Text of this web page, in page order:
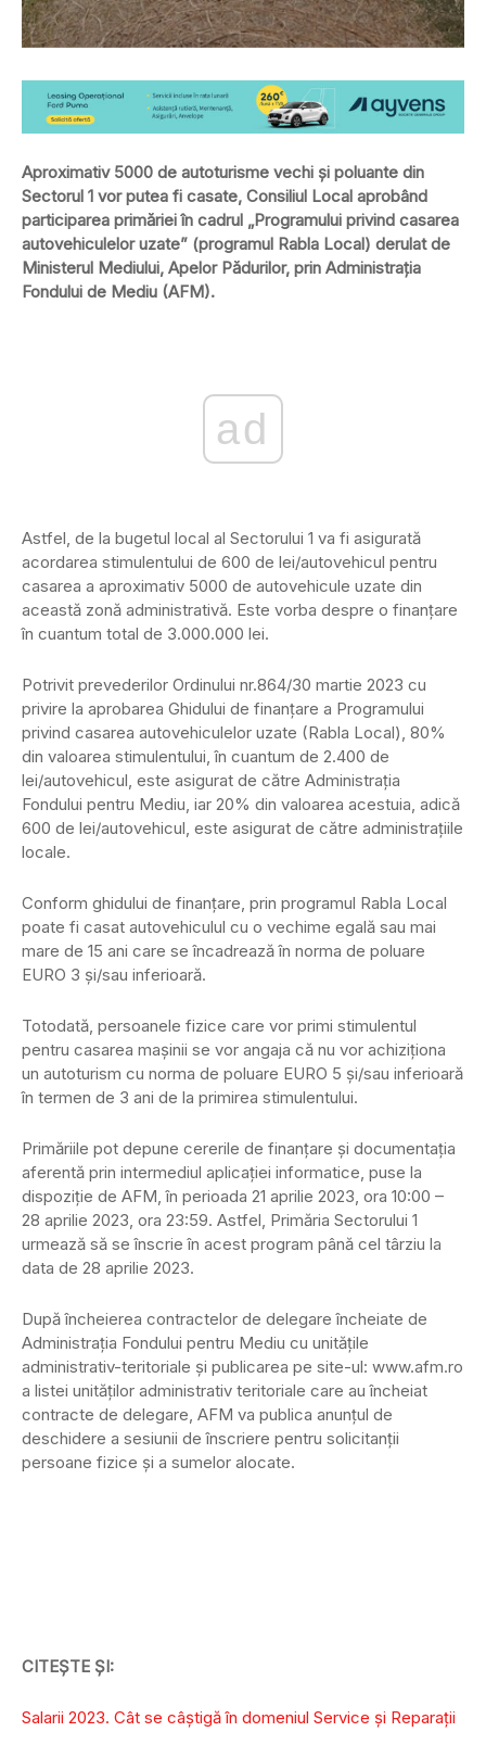
Aproximativ 5000 de autoturisme vechi şi poluante din
Sectorul 1 vor putea fi casate, Consiliul Local aprobând
participarea primăriei în cadrul „Programului privind casarea
autovehiculelor uzate” (programul Rabla Local) derulat de
Ministerul Mediului, Apelor Pădurilor, prin Administraţia
Fondului de Mediu (AFM).
ad
Astfel, de la bugetul local al Sectorului 1 va fi asigurată
acordarea stimulentului de 600 de lei/autovehicul pentru
casarea a aproximativ 5000 de autovehicule uzate din
această zonă administrativă. Este vorba despre o finanţare
în cuantum total de 3.000.000 lei.
Potrivit prevederilor Ordinului nr.864/30 martie 2023 cu
privire la aprobarea Ghidului de finanţare a Programului
privind casarea autovehiculelor uzate (Rabla Local), 80%
din valoarea stimulentului, în cuantum de 2.400 de
lei/autovehicul, este asigurat de către Administraţia
Fondului pentru Mediu, iar 20% din valoarea acestuia, adică
600 de lei/autovehicul, este asigurat de către administraţiile
locale.
Conform ghidului de finanţare, prin programul Rabla Local
poate fi casat autovehiculul cu o vechime egală sau mai
mare de 15 ani care se încadrează în norma de poluare
EURO 3 şi/sau inferioară.
Totodată, persoanele fizice care vor primi stimulentul
pentru casarea maşinii se vor angaja că nu vor achiziţiona
un autoturism cu norma de poluare EURO 5 şi/sau inferioară
în termen de 3 ani de la primirea stimulentului.
Primăriile pot depune cererile de finanţare şi documentaţia
aferentă prin intermediul aplicaţiei informatice, puse la
dispoziţie de AFM, în perioada 21 aprilie 2023, ora 10:00 –
28 aprilie 2023, ora 23:59. Astfel, Primăria Sectorului 1
urmează să se înscrie în acest program până cel târziu la
data de 28 aprilie 2023.
După încheierea contractelor de delegare încheiate de
Administraţia Fondului pentru Mediu cu unităţile
administrativ-teritoriale şi publicarea pe site-ul: www.afm.ro
a listei unităţilor administrativ teritoriale care au încheiat
contracte de delegare, AFM va publica anunţul de
deschidere a sesiunii de înscriere pentru solicitanţii
persoane fizice şi a sumelor alocate.
CITEȘTE ȘI:
Salarii 2023. Cât se câștigă în domeniul Service și Reparații